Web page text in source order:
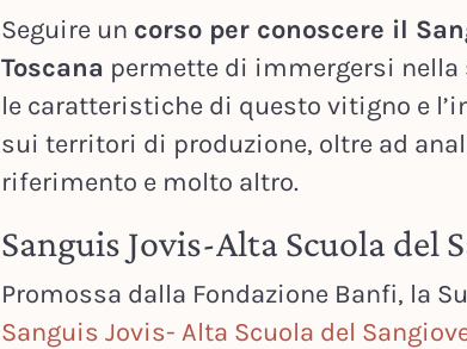
Seguire un corso per conoscere il
Toscana permette di immergersi
le caratteristiche di questo vitigno e
sui territori di produzione, oltre ad
riferimento e molto altro.
Sanguis Jovis-Alta Scuola del
Promossa dalla Fondazione Banfi, la
Sanguis Jovis- Alta Scuola del